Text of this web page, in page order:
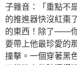
子雜音：「重點不
的推進器快沒紅棗
的東西！除了——
要帶上他最珍愛的
撞擊。一個穿著黑